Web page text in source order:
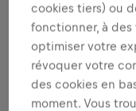
Voir plus
SOIS UN⸱E
MARQUE ET
REGION
cookies tiers) ou
fonctionner, à
optimiser votre
révoquer votre
des cookies en
moment. Vous